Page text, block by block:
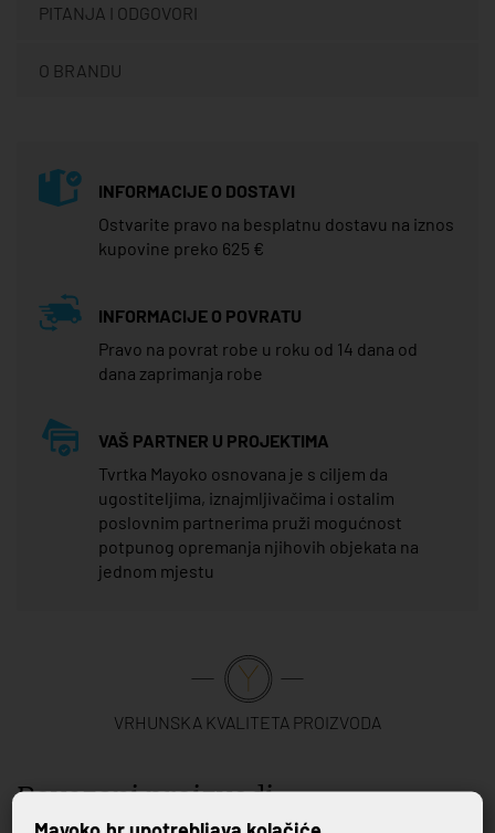
PITANJA I ODGOVORI
O BRANDU
INFORMACIJE O DOSTAVI
Ostvarite pravo na besplatnu dostavu na iznos
kupovine preko 625 €
INFORMACIJE O POVRATU
Pravo na povrat robe u roku od 14 dana od
dana zaprimanja robe
VAŠ PARTNER U PROJEKTIMA
Tvrtka Mayoko osnovana je s ciljem da
ugostiteljima, iznajmljivačima i ostalim
poslovnim partnerima pruži mogućnost
potpunog opremanja njihovih objekata na
jednom mjestu
VRHUNSKA KVALITETA PROIZVODA
Povezani proizvodi